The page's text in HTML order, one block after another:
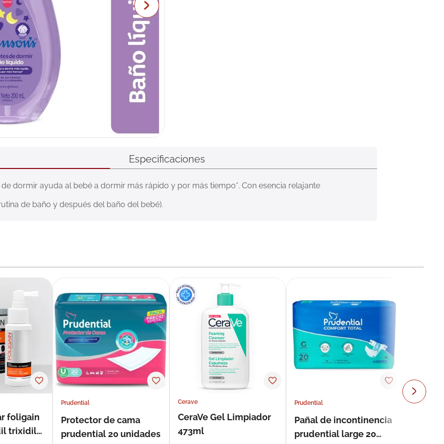
Especificaciones
dormir ayuda al bebé a dormir más rápido y por más tiempo*. Con esencia relajante
de baño y después del baño del bebé).
foligain
trixidil
Prudential
Protector de cama
prudential 20 unidades
Cerave
CeraVe Gel Limpiador
473ml
Prudential
Pañal de incontinencia
prudential large 20